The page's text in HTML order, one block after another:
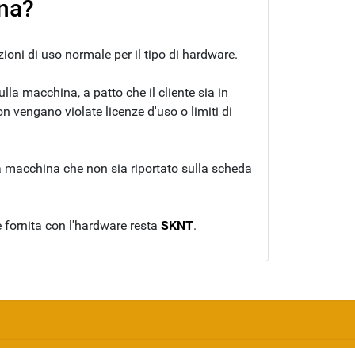
di uso normale per il tipo di hardware.
macchina, a patto che il cliente sia in
vengano violate licenze d'uso o limiti di
che non sia riportato sulla scheda
con l'hardware resta SKNT.